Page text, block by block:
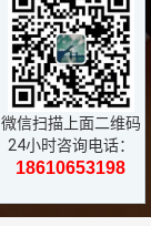
微信扫描上面二维码
24小时咨询电话：
18610653198